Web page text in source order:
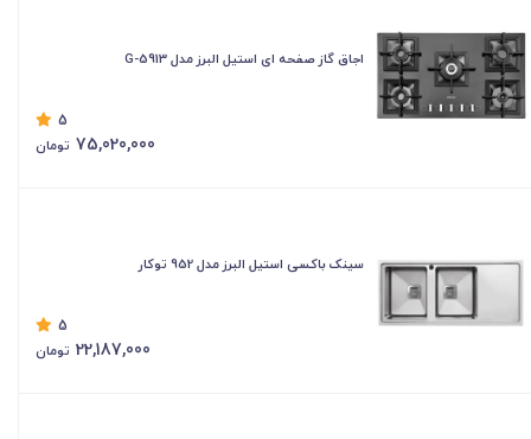
اجاق گاز صفحه ای استیل البرز مدل G-5913
5
75,020,000 تومان
سینک باکسی استیل البرز مدل 952 توکار
5
22,187,000 تومان